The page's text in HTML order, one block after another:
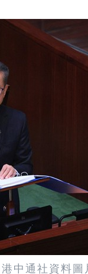
中通社資料圖